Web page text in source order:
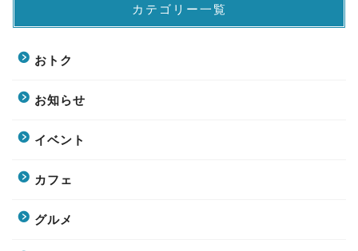
カテゴリー一覧
おトク
お知らせ
イベント
カフェ
グルメ